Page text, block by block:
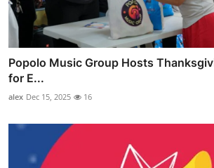
Popolo Music Group Hosts
for E...
alex Dec 15, 2025 16